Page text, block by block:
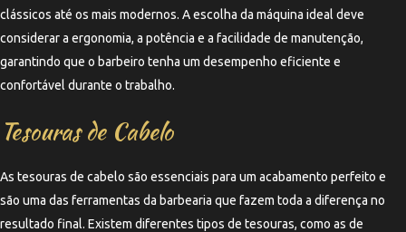
clássicos até os mais modernos. A escolha da máquina ideal deve
considerar a ergonomia, a potência e a facilidade de manutenção,
garantindo que o barbeiro tenha um desempenho eficiente e
confortável durante o trabalho.
Tesouras de Cabelo
As tesouras de cabelo são essenciais para um acabamento perfeito e
são uma das ferramentas da barbearia que fazem toda a diferença no
resultado final. Existem diferentes tipos de tesouras, como as de